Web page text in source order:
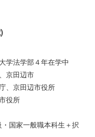
法学部４年在学中
京田辺市
京田辺市役所
役所
・国家一般職本科生＋択